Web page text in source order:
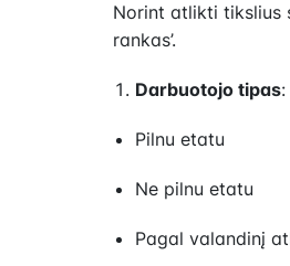
Norint atlikti tikslius
rankas’.
Darbuotojo tipas:
Pilnu etatu
Ne pilnu etatu
Pagal valandinį